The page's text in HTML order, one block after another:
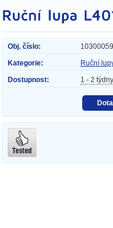
Obj. číslo:
Kategorie:
Ruční
Dostupnost:
1 - 2 týdny